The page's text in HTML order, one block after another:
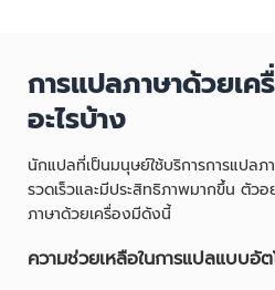
การแปลภาษาด้วยเค
อะไรบ้าง
นักแปลที่เป็นมนุษย์ใช้บริการการแปลภ
รวดเร็วและมีประสิทธิภาพมากขึ้น ตัว
ภาษาด้วยเครื่องมีดังนี้
ความช่วยเหลือในการแปลแบบอั